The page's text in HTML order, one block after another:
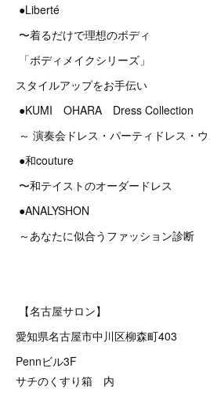
●Liberté
〜着るだけで理想のボディ
「ボディメイクシリーズ」
スタイルアップをお手伝い
●KUMI OHARA Dress Collection
～ 演奏会ドレス・パーティドレス・
●和couture
〜和テイストのオーダードレス
●ANALYSHON
～あなたに似合うファッション診断
【名古屋サロン】
愛知県名古屋市中川区柳森町403
Pennビル3F
サチのくすり箱 内